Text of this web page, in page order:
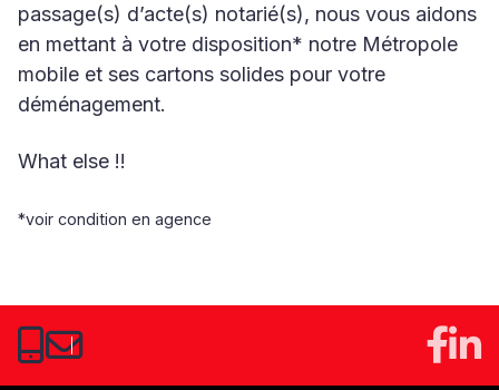
passage(s) d’acte(s) notarié(s), nous vous aidons
en mettant à votre disposition* notre Métropole
mobile et ses cartons solides pour votre
déménagement.
What else !!
*voir condition en agence